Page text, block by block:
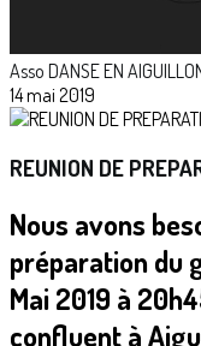
Asso DANSE EN
14 mai 2019
REUNION DE
Nous avons
préparation du
Mai 2019 à
confluent à